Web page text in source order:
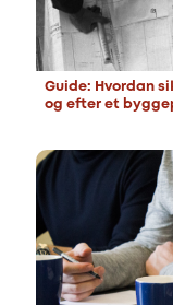
Guide: Hvordan
og efter et